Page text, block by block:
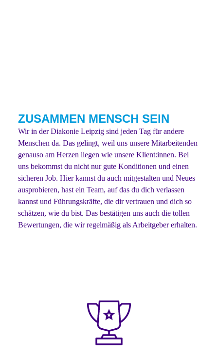
Seit über 150 Jahren machen wir uns stark für Menschen
mitten in unserer Gesellschaft.
ZUSAMMEN MENSCH SEIN
Wir in der Diakonie Leipzig sind jeden Tag für andere
Menschen da. Das gelingt, weil uns unsere Mitarbeitenden
genauso am Herzen liegen wie unsere Klient:innen. Bei
uns bekommst du nicht nur gute Konditionen und einen
sicheren Job. Hier kannst du auch mitgestalten und Neues
ausprobieren, hast ein Team, auf das du dich verlassen
kannst und Führungskräfte, die dir vertrauen und dich so
schätzen, wie du bist. Das bestätigen uns auch die tollen
Bewertungen, die wir regelmäßig als Arbeitgeber erhalten.